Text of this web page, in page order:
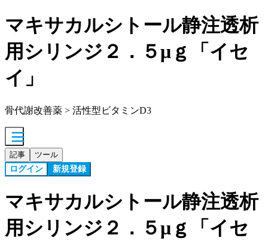
マキサカルシトール静注透析
用シリンジ２．５μｇ「イセ
イ」
骨代謝改善薬 > 活性型ビタミンD3
記事 ツール
ログイン 新規登録
マキサカルシトール静注透析
用シリンジ２．５μｇ「イセ